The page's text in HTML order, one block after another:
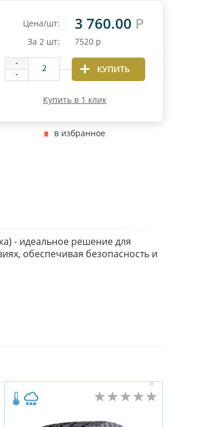
Цена/шт: 3 760.00 Р
За 2 шт: 7520 р
КУПИТЬ
Купить в 1 клик
в избранное
- идеальное решение для
обеспечивая безопасность и